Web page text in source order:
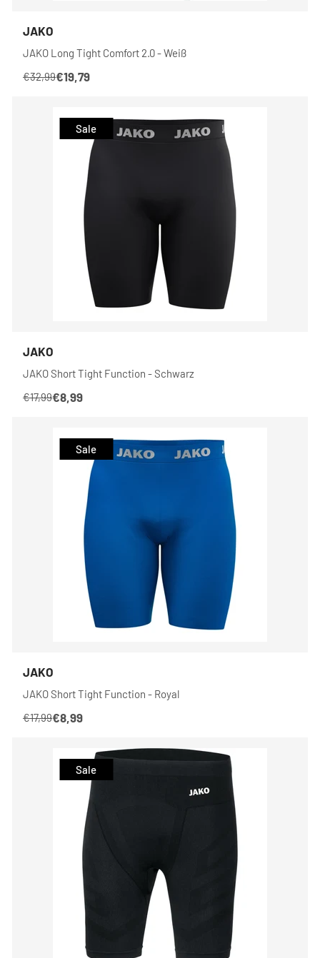
JAKO
JAKO Long Tight Comfort 2.0 - Weiß
€32,99€19,79
Sale
JAKO
JAKO Short Tight Function - Schwarz
€17,99€8,99
Sale
JAKO
JAKO Short Tight Function - Royal
€17,99€8,99
Sale